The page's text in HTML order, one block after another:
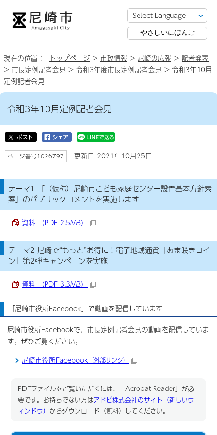
やさしいにほんご
現在の位置： トップページ > 市政情報 > 尼崎の広報 > 記者発表
> 市長定例記者会見 > 令和3年度市長定例記者会見 > 令和3年10月
定例記者会見
令和3年10月定例記者会見
ページ番号1026797 更新日 2021年10月25日
テーマ1 「（仮称）尼崎市こども家庭センター設置基本方針素
案」のパブリックコメントを実施します
資料 （PDF 2.5MB）
テーマ2 尼崎で“もっと”お得に！電子地域通貨「あま咲きコイ
ン」第2弾キャンペーンを実施
資料 （PDF 3.3MB）
「尼崎市役所Facebook」で動画を配信しています
尼崎市役所Facebookで、市長定例記者会見の動画を配信していま
す。ぜひご覧ください。
尼崎市役所Facebook （外部リンク）
PDFファイルをご覧いただくには、「Acrobat Reader」が必
要です。お持ちでない方はアドビ株式会社のサイト（新しいウ
ィンドウ） からダウンロード（無料）してください。